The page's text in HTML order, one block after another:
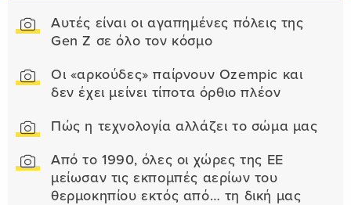
Αυτές είναι οι αγαπημένες πόλεις της
Gen Z σε όλο τον κόσμο
Οι «αρκούδες» παίρνουν Ozempic και
δεν έχει μείνει τίποτα όρθιο πλέον
Πώς η τεχνολογία αλλάζει το σώμα μας
Από το 1990, όλες οι χώρες της ΕΕ
μείωσαν τις εκπομπές αερίων του
θερμοκηπίου εκτός από… τη δική μας